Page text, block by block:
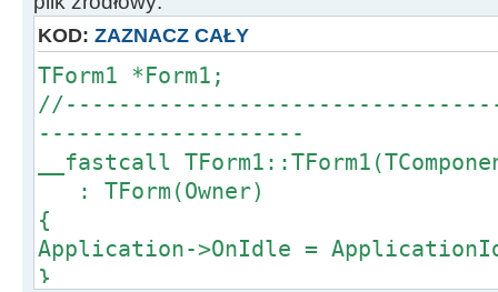
KOD: ZAZNACZ CAŁY
TForm1 *Form1;
--------------------
__fastcall
: TForm(Owner)
{
Application->OnIdle =
}